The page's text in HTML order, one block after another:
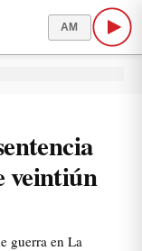
AM
veintiún
guerra en La